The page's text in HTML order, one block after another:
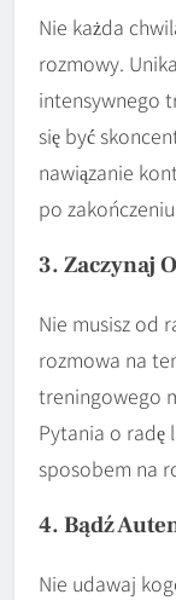
Nie każda
rozmowy.
intensywnego
się być
nawiązanie
po
3. Zaczynaj
Nie musisz od
rozmowa na
treningowego
Pytania o radę
sposobem na
4. Bądź
Nie udawaj